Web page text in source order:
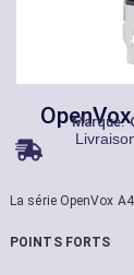
Marque:
La série OpenVox
POINTS FORTS